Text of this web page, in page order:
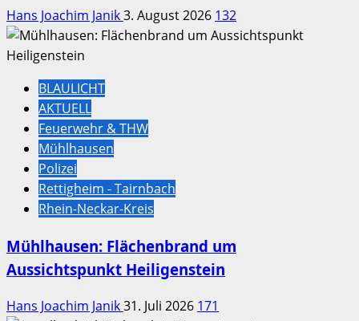
Hans Joachim Janik3. August 2026 132
BLAULICHT
AKTUELL
Feuerwehr & THW
Mühlhausen
Polizei
Rettigheim - Tairnbach
Rhein-Neckar-Kreis
Mühlhausen: Flächenbrand um
Aussichtspunkt Heiligenstein
Hans Joachim Janik31. Juli 2026 171